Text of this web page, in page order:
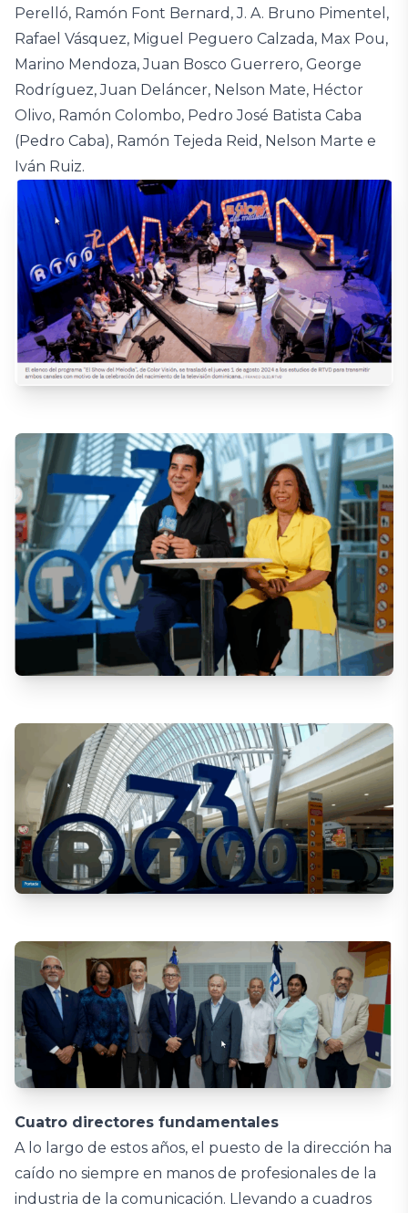
Perelló, Ramón Font Bernard, J. A. Bruno Pimentel,
Rafael Vásquez, Miguel Peguero Calzada, Max Pou,
Marino Mendoza, Juan Bosco Guerrero, George
Rodríguez, Juan Deláncer, Nelson Mate, Héctor
Olivo, Ramón Colombo, Pedro José Batista Caba
(Pedro Caba), Ramón Tejeda Reid, Nelson Marte e
Iván Ruiz.
Cuatro directores fundamentales
A lo largo de estos años, el puesto de la dirección ha
caído no siempre en manos de profesionales de la
industria de la comunicación. Llevando a cuadros